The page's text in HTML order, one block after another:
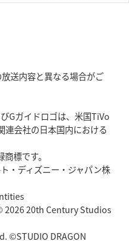
けたBR東京、主将の選択
送内容と異なる場合がご
Gガイドロゴは、米国TiVo
連会社の日本国内における
標です。
・ディズニー・ジャパン株
2026 20th Century Studios
©STUDIO DRAGON